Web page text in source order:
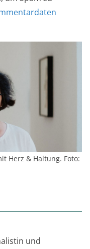
Herz & Haltung. Foto:
und